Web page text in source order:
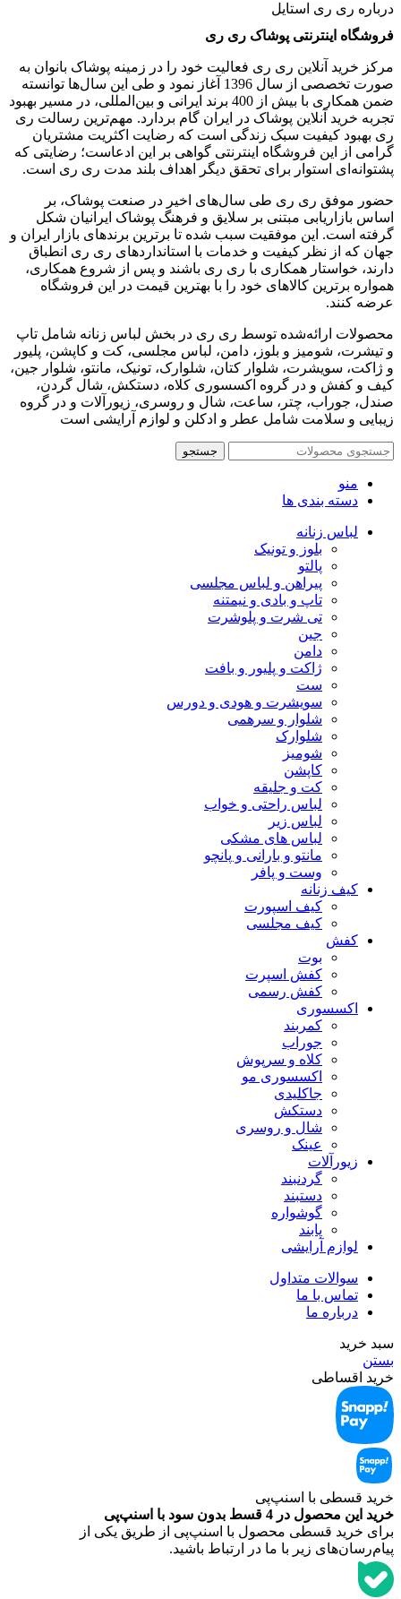
درباره ری ری استایل
فروشگاه اینترنتی پوشاک ری ری
مرکز خرید آنلاین ری ری فعالیت خود را در زمینه پوشاک بانوان به
‌صورت تخصصی از سال 1396 آغاز نمود و طی این سال‌ها توانسته
ضمن همکاری با بیش از 400 برند ایرانی و بین‌المللی، در مسیر بهبود
تجربه خرید آنلاین پوشاک در ایران گام بردارد. مهم‌ترین رسالت ری
ری بهبود کیفیت سبک زندگی است که رضایت اکثریت مشتریان
گرامی از این فروشگاه اینترنتی گواهی بر این ادعاست؛ رضایتی که
پشتوانه‌ای استوار برای تحقق دیگر اهداف بلند مدت ری ری است.
حضور موفق ری ری طی سال‌های اخیر در صنعت پوشاک، بر
اساس بازاریابی مبتنی بر سلایق و فرهنگ پوشاک ایرانیان شکل‌
گرفته است. این موفقیت سبب شده تا برترین برندهای بازار ایران و
جهان که از نظر کیفیت و خدمات با استانداردهای ری ری انطباق
دارند، خواستار همکاری با ری ری باشند و پس از شروع همکاری،
همواره برترین کالاهای خود را با بهترین قیمت در این فروشگاه
عرضه کنند.
محصولات ارائه‌شده توسط ری ری در بخش لباس زنانه شامل تاپ
و تیشرت، شومیز و بلوز، دامن، لباس مجلسی، کت و کاپشن، پلیور
و ژاکت، سویشرت، شلوار کتان، شلوارک، تونیک، مانتو، شلوار جین،
کیف و کفش و در گروه اکسسوری کلاه، دستکش، شال گردن،
صندل، جوراب، چتر، ساعت، شال و روسری، زیورآلات و در گروه
زیبایی و سلامت شامل عطر و ادکلن و لوازم آرایشی است
جستجو
منو
دسته بندی ها
لباس زنانه
بلوز و تونیک
پالتو
پیراهن و لباس مجلسی
تاپ و بادی و نیمتنه
تی شرت و پلوشرت
جین
دامن
ژاکت و پلیور و بافت
ست
سویشرت و هودی و دورس
شلوار و سرهمی
شلوارک
شومیز
کاپشن
کت و جلیقه
لباس راحتی و خواب
لباس زیر
لباس های مشکی
مانتو و بارانی و پانچو
وست و پافر
کیف زنانه
کیف اسپورت
کیف مجلسی
کفش
بوت
کفش اسپرت
کفش رسمی
اکسسوری
کمربند
جوراب
کلاه و سرپوش
اکسسوری مو
جاکلیدی
دستکش
شال و روسری
عینک
زیورآلات
گردنبند
دستبند
گوشواره
پابند
لوازم آرایشی
سوالات متداول
تماس با ما
درباره ما
سبد خرید
بستن
خرید اقساطی
خرید قسطی با اسنپ‌‌پی
خرید این محصول در 4 قسط بدون سود با اسنپ‌‌پی
برای خرید قسطی محصول با اسنپ‌‌پی از طریق یکی از
پیام‌رسان‌های زیر با ما در ارتباط باشید.